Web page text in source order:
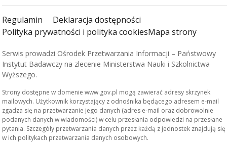
Regulamin
Deklaracja dostępności
Polityka prywatności i polityka cookiesMapa strony
Serwis prowadzi Ośrodek Przetwarzania Informacji – Państwowy
Instytut Badawczy na zlecenie Ministerstwa Nauki i Szkolnictwa
Wyższego.
Strony dostępne w domenie www.gov.pl mogą zawierać adresy skrzynek
mailowych. Użytkownik korzystający z odnośnika będącego adresem e-mail
zgadza się na przetwarzanie jego danych (adres e-mail oraz dobrowolnie
podanych danych w wiadomości) w celu przesłania odpowiedzi na przesłane
pytania. Szczegóły przetwarzania danych przez każdą z jednostek znajdują się
w ich politykach przetwarzania danych osobowych.